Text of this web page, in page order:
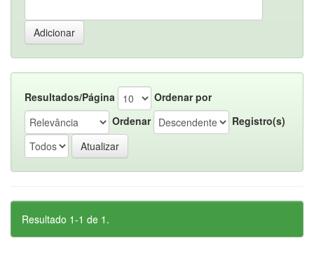
Resultados/Página
Ordenar por
Ordenar
Registro(s)
Resultado 1-1 de 1.